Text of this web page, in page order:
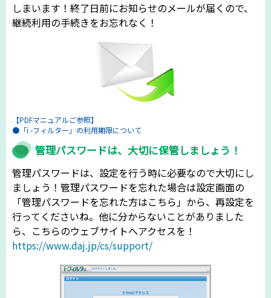
しまいます！終了日前にお知らせのメールが届くので、
継続利用の手続きをお忘れなく！
【PDFマニュアルご参照】
●「i -フィルター」の利用期限について
管理パスワードは、大切に保管しましょう！
管理パスワードは、設定を行う時に必要なので大切にし
ましょう！管理パスワードを忘れた場合は設定画面の
「管理パスワードを忘れた方はこちら」から、再設定を
行ってくださいね。他に分からないことがありました
ら、こちらのウェブサイトへアクセスを！
https://www.daj.jp/cs/support/